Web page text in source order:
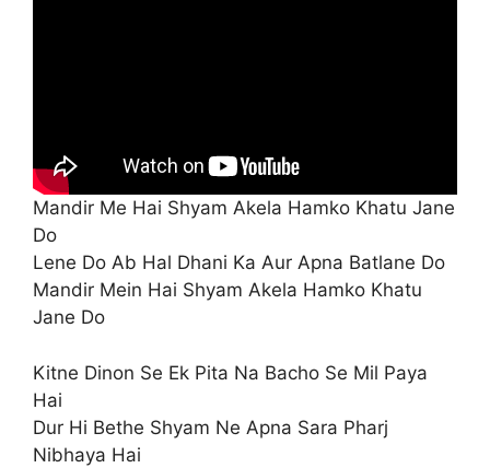
Mandir Me Hai Shyam Akela Hamko Khatu Jane
Do
Lene Do Ab Hal Dhani Ka Aur Apna Batlane Do
Mandir Mein Hai Shyam Akela Hamko Khatu
Jane Do
Kitne Dinon Se Ek Pita Na Bacho Se Mil Paya
Hai
Dur Hi Bethe Shyam Ne Apna Sara Pharj
Nibhaya Hai